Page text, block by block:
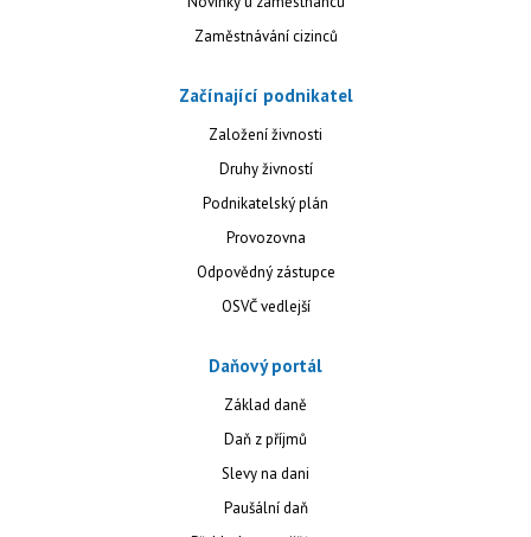
Zaměstnávání cizinců
Začínající podnikatel
Založení živnosti
Druhy živností
Podnikatelský plán
Provozovna
Odpovědný zástupce
OSVČ vedlejší
Daňový portál
Základ daně
Daň z příjmů
Slevy na dani
Paušální daň